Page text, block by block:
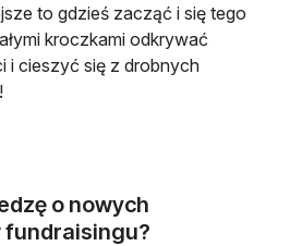
to gdzieś zacząć i się tego
kroczkami odkrywać
i cieszyć się z drobnych
o nowych